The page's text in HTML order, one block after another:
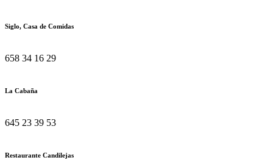
Siglo, Casa de Comidas
658 34 16 29
La Cabaña
645 23 39 53
Restaurante Candilejas